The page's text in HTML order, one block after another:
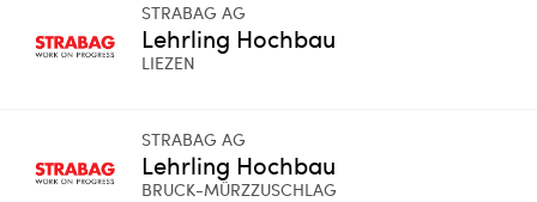
STRABAG AG
Lehrling Hochbau
LIEZEN
STRABAG AG
Lehrling Hochbau
BRUCK-MÜRZZUSCHLAG